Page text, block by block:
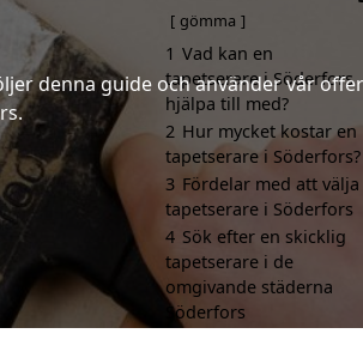
denna guide och använder vår
gömma
1 Vad kan en
tapetserare i Söderfors
hjälpa till med?
2 Hur mycket kostar en
tapetserare i Söderfors?
3 Fördelar med att välja
tapetserare i Söderfors
4 Sök efter en skicklig
tapetserare i de
omgivande städerna
Söderfors